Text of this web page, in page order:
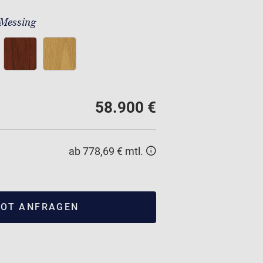
58.900 €
ab 778,69 € mtl.
ANFRAGEN